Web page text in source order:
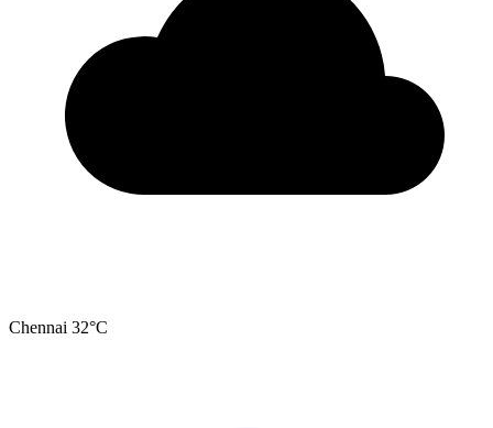
Chennai 32°C